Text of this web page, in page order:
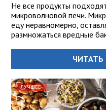
Не все продукты
микроволновой печи.
еду неравномерно,
размножаться вредные
ЛУЧШЕЕ